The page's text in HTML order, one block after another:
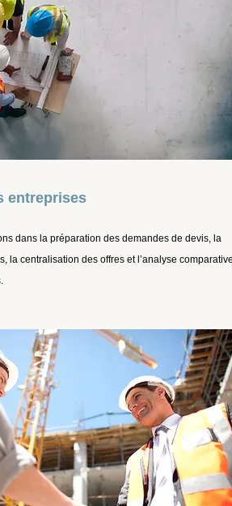
entreprises
dans la préparation des demandes de devis, la
la centralisation des offres et l’analyse comparative